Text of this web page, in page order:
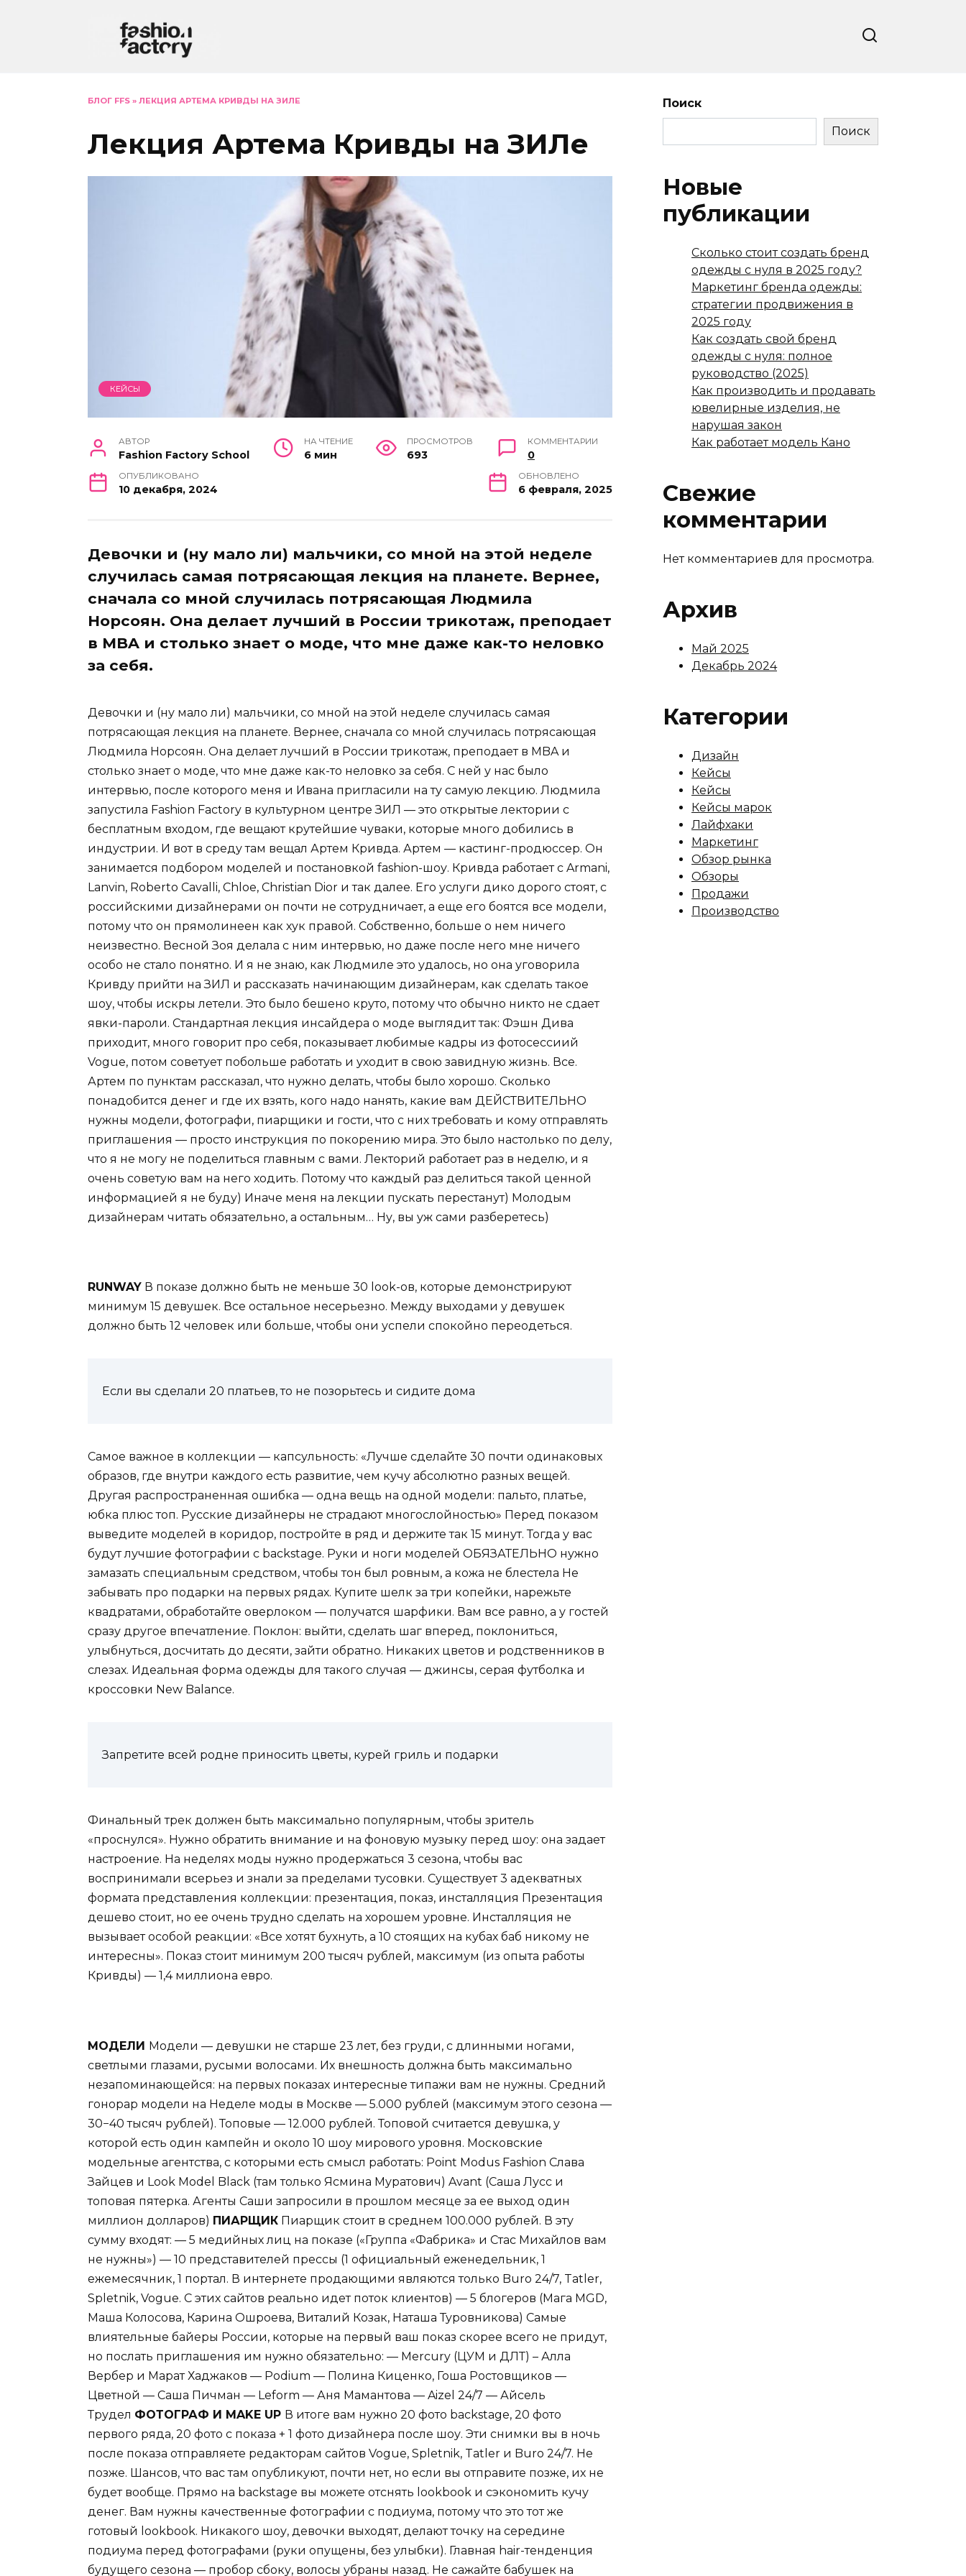
БЛОГ FFS » ЛЕКЦИЯ АРТЕМА КРИВДЫ НА ЗИЛЕ
Лекция Артема Кривды на ЗИЛе
КЕЙСЫ
АВТОР
Fashion Factory School
НА ЧТЕНИЕ
6 мин
ПРОСМОТРОВ
693
КОММЕНТАРИИ
0
ОПУБЛИКОВАНО
10 декабря, 2024
ОБНОВЛЕНО
6 февраля, 2025
Девочки и (ну мало ли) мальчики, со мной на этой неделе
случилась самая потрясающая лекция на планете. Вернее,
сначала со мной случилась потрясающая Людмила
Норсоян. Она делает лучший в России трикотаж, преподает
в MBA и столько знает о моде, что мне даже как-то неловко
за себя.
Девочки и (ну мало ли) мальчики, со мной на этой неделе случилась самая
потрясающая лекция на планете. Вернее, сначала со мной случилась потрясающая
Людмила Норсоян. Она делает лучший в России трикотаж, преподает в MBA и
столько знает о моде, что мне даже как-то неловко за себя. С ней у нас было
интервью, после которого меня и Ивана пригласили на ту самую лекцию. Людмила
запустила Fashion Factory в культурном центре ЗИЛ — это открытые лектории с
бесплатным входом, где вещают крутейшие чуваки, которые много добились в
индустрии. И вот в среду там вещал Артем Кривда. Артем — кастинг-продюссер. Он
занимается подбором моделей и постановкой fashion-шоу. Кривда работает с Armani,
Lanvin, Roberto Cavalli, Chloe, Christian Dior и так далее. Его услуги дико дорого стоят, с
российскими дизайнерами он почти не сотрудничает, а еще его боятся все модели,
потому что он прямолинеен как хук правой. Собственно, больше о нем ничего
неизвестно. Весной Зоя делала с ним интервью, но даже после него мне ничего
особо не стало понятно. И я не знаю, как Людмиле это удалось, но она уговорила
Кривду прийти на ЗИЛ и рассказать начинающим дизайнерам, как сделать такое
шоу, чтобы искры летели. Это было бешено круто, потому что обычно никто не сдает
явки-пароли. Стандартная лекция инсайдера о моде выглядит так: Фэшн Дива
приходит, много говорит про себя, показывает любимые кадры из фотосессиий
Vogue, потом советует побольше работать и уходит в свою завидную жизнь. Все.
Артем по пунктам рассказал, что нужно делать, чтобы было хорошо. Сколько
понадобится денег и где их взять, кого надо нанять, какие вам ДЕЙСТВИТЕЛЬНО
нужны модели, фотографи, пиарщики и гости, что с них требовать и кому отправлять
приглашения — просто инструкция по покорению мира. Это было настолько по делу,
что я не могу не поделиться главным с вами. Лекторий работает раз в неделю, и я
очень советую вам на него ходить. Потому что каждый раз делиться такой ценной
информацией я не буду) Иначе меня на лекции пускать перестанут) Молодым
дизайнерам читать обязательно, а остальным… Ну, вы уж сами разберетесь)
RUNWAY В показе должно быть не меньше 30 look-ов, которые демонстрируют
минимум 15 девушек. Все остальное несерьезно. Между выходами у девушек
должно быть 12 человек или больше, чтобы они успели спокойно переодеться.
Если вы сделали 20 платьев, то не позорьтесь и сидите дома
Самое важное в коллекции — капсульность: «Лучше сделайте 30 почти одинаковых
образов, где внутри каждого есть развитие, чем кучу абсолютно разных вещей.
Другая распространенная ошибка — одна вещь на одной модели: пальто, платье,
юбка плюс топ. Русские дизайнеры не страдают многослойностью» Перед показом
выведите моделей в коридор, постройте в ряд и держите так 15 минут. Тогда у вас
будут лучшие фотографии с backstage. Руки и ноги моделей ОБЯЗАТЕЛЬНО нужно
замазать специальным средством, чтобы тон был ровным, а кожа не блестела Не
забывать про подарки на первых рядах. Купите шелк за три копейки, нарежьте
квадратами, обработайте оверлоком — получатся шарфики. Вам все равно, а у гостей
сразу другое впечатление. Поклон: выйти, сделать шаг вперед, поклониться,
улыбнуться, досчитать до десяти, зайти обратно. Никаких цветов и родственников в
слезах. Идеальная форма одежды для такого случая — джинсы, серая футболка и
кроссовки New Balance.
Запретите всей родне приносить цветы, курей гриль и подарки
Финальный трек должен быть максимально популярным, чтобы зритель
«проснулся». Нужно обратить внимание и на фоновую музыку перед шоу: она задает
настроение. На неделях моды нужно продержаться 3 сезона, чтобы вас
воспринимали всерьез и знали за пределами тусовки. Существует 3 адекватных
формата представления коллекции: презентация, показ, инсталляция Презентация
дешево стоит, но ее очень трудно сделать на хорошем уровне. Инсталляция не
вызывает особой реакции: «Все хотят бухнуть, а 10 стоящих на кубах баб никому не
интересны». Показ стоит минимум 200 тысяч рублей, максимум (из опыта работы
Кривды) — 1,4 миллиона евро.
МОДЕЛИ Модели — девушки не старше 23 лет, без груди, с длинными ногами,
светлыми глазами, русыми волосами. Их внешность должна быть максимально
незапоминающейся: на первых показах интересные типажи вам не нужны. Средний
гонорар модели на Неделе моды в Москве — 5.000 рублей (максимум этого сезона —
30−40 тысяч рублей). Топовые — 12.000 рублей. Топовой считается девушка, у
которой есть один кампейн и около 10 шоу мирового уровня. Московские
модельные агентства, с которыми есть смысл работать: Point Modus Fashion Слава
Зайцев и Look Model Black (там только Ясмина Муратович) Avant (Саша Лусс и
топовая пятерка. Агенты Саши запросили в прошлом месяце за ее выход один
миллион долларов) ПИАРЩИК Пиарщик стоит в среднем 100.000 рублей. В эту
сумму входят: — 5 медийных лиц на показе («Группа «Фабрика» и Стас Михайлов вам
не нужны») — 10 представителей прессы (1 официальный еженедельник, 1
ежемесячник, 1 портал. В интернете продающими являются только Buro 24/7, Tatler,
Spletnik, Vogue. С этих сайтов реально идет поток клиентов) — 5 блогеров (Мага MGD,
Маша Колосова, Карина Ошроева, Виталий Козак, Наташа Туровникова) Самые
влиятельные байеры России, которые на первый ваш показ скорее всего не придут,
но послать приглашения им нужно обязательно: — Mercury (ЦУМ и ДЛТ) – Алла
Вербер и Марат Хаджаков — Podium — Полина Киценко, Гоша Ростовщиков —
Цветной — Саша Пичман — Leform — Аня Мамантова — Aizel 24/7 — Айсель
Трудел ФОТОГРАФ И MAKE UP В итоге вам нужно 20 фото backstage, 20 фото
первого ряда, 20 фото с показа + 1 фото дизайнера после шоу. Эти снимки вы в ночь
после показа отправляете редакторам сайтов Vogue, Spletnik, Tatler и Buro 24/7. Не
позже. Шансов, что вас там опубликуют, почти нет, но если вы отправите позже, их не
будет вообще. Прямо на backstage вы можете отснять lookbook и сэкономить кучу
денег. Вам нужны качественные фотографии с подиума, потому что это тот же
готовый lookbook. Никакого шоу, девочки выходят, делают точку на середине
подиума перед фотографами (руки опущены, без улыбки). Главная hair-тенденция
будущего сезона — пробор сбоку, волосы убраны назад. Не сажайте бабушек на
Поиск
Поиск
Новые
публикации
Сколько стоит создать бренд
одежды с нуля в 2025 году?
Маркетинг бренда одежды:
стратегии продвижения в
2025 году
Как создать свой бренд
одежды с нуля: полное
руководство (2025)
Как производить и продавать
ювелирные изделия, не
нарушая закон
Как работает модель Кано
Свежие
комментарии
Нет комментариев для просмотра.
Архив
Май 2025
Декабрь 2024
Категории
Дизайн
Кейсы
Кейсы
Кейсы марок
Лайфхаки
Маркетинг
Обзор рынка
Обзоры
Продажи
Производство